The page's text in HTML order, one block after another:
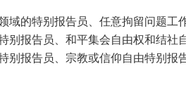
域的特别报告员、任意拘留问题
别报告员、和平集会自由权和结
别报告员、宗教或信仰自由特别报